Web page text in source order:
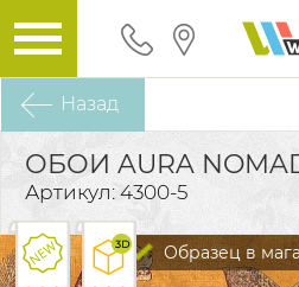
Назад
ОБОИ AURA
Артикул: 4300-5
Образец в